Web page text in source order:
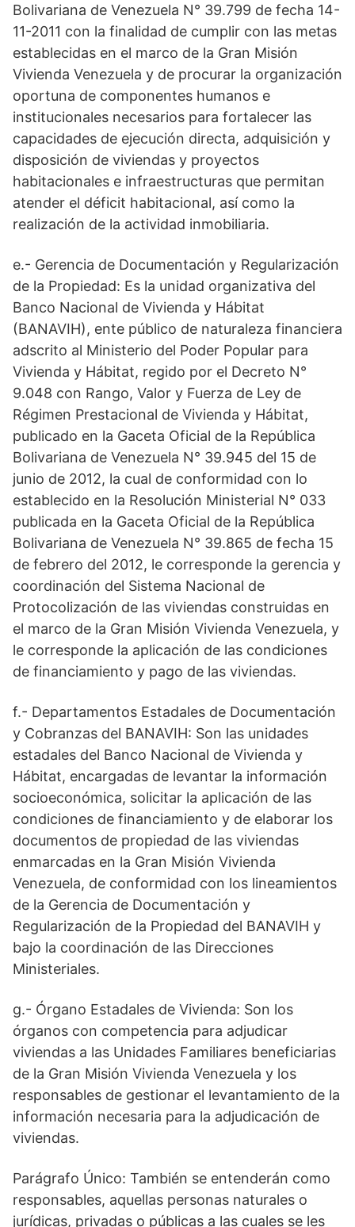
Bolivariana de Venezuela N° 39.799 de fecha 14-
11-2011 con la finalidad de cumplir con las metas
establecidas en el marco de la Gran Misión
Vivienda Venezuela y de procurar la organización
oportuna de componentes humanos e
institucionales necesarios para fortalecer las
capacidades de ejecución directa, adquisición y
disposición de viviendas y proyectos
habitacionales e infraestructuras que permitan
atender el déficit habitacional, así como la
realización de la actividad inmobiliaria.
e.- Gerencia de Documentación y Regularización
de la Propiedad: Es la unidad organizativa del
Banco Nacional de Vivienda y Hábitat
(BANAVIH), ente público de naturaleza financiera
adscrito al Ministerio del Poder Popular para
Vivienda y Hábitat, regido por el Decreto N°
9.048 con Rango, Valor y Fuerza de Ley de
Régimen Prestacional de Vivienda y Hábitat,
publicado en la Gaceta Oficial de la República
Bolivariana de Venezuela N° 39.945 del 15 de
junio de 2012, la cual de conformidad con lo
establecido en la Resolución Ministerial N° 033
publicada en la Gaceta Oficial de la República
Bolivariana de Venezuela N° 39.865 de fecha 15
de febrero del 2012, le corresponde la gerencia y
coordinación del Sistema Nacional de
Protocolización de las viviendas construidas en
el marco de la Gran Misión Vivienda Venezuela, y
le corresponde la aplicación de las condiciones
de financiamiento y pago de las viviendas.
f.- Departamentos Estadales de Documentación
y Cobranzas del BANAVIH: Son las unidades
estadales del Banco Nacional de Vivienda y
Hábitat, encargadas de levantar la información
socioeconómica, solicitar la aplicación de las
condiciones de financiamiento y de elaborar los
documentos de propiedad de las viviendas
enmarcadas en la Gran Misión Vivienda
Venezuela, de conformidad con los lineamientos
de la Gerencia de Documentación y
Regularización de la Propiedad del BANAVIH y
bajo la coordinación de las Direcciones
Ministeriales.
g.- Órgano Estadales de Vivienda: Son los
órganos con competencia para adjudicar
viviendas a las Unidades Familiares beneficiarias
de la Gran Misión Vivienda Venezuela y los
responsables de gestionar el levantamiento de la
información necesaria para la adjudicación de
viviendas.
Parágrafo Único: También se entenderán como
responsables, aquellas personas naturales o
jurídicas, privadas o públicas a las cuales se les